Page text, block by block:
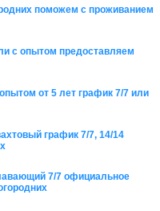
поможем с проживанием
с опытом предоставляем
от 5 лет график 7/7 или
график 7/7, 14/14
7/7 официальное